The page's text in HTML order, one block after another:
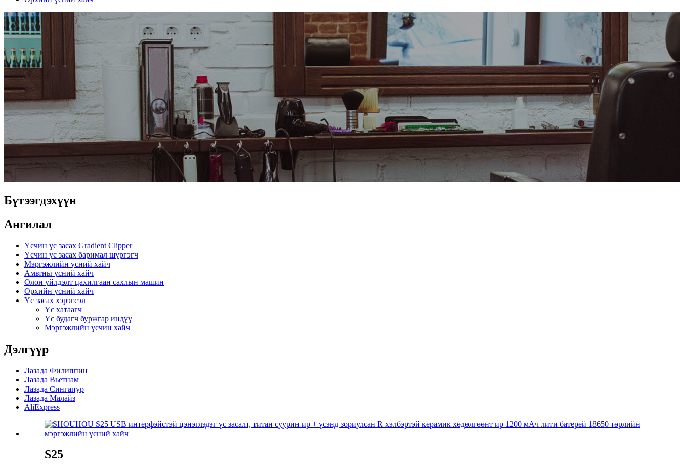
Бүтээгдэхүүн
Ангилал
Үсчин үс засах Gradient Clipper
Үсчин үс засах баримал шүргэгч
Мэргэжлийн үсний хайч
Амьтны үсний хайч
Олон үйлдэлт цахилгаан сахлын машин
Өрхийн үсний хайч
Үс засах хэрэгсэл
Үс хатаагч
Үс будагч буржгар индүү
Мэргэжлийн үсчин хайч
Дэлгүүр
Лазада Филиппин
Лазада Вьетнам
Лазада Сингапур
Лазада Малайз
AliExpress
S25